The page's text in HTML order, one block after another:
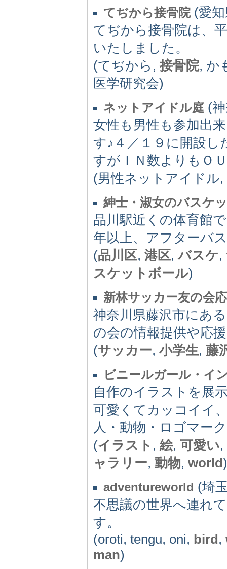
てぢから接骨院(愛知
てぢから接骨院は、
いたしました。
(てぢから, 接骨院, か
医学研究会)
ネットアイドル庭 (
女性も男性も参加出
す♪４／１９に開設
すがＩＮ数よりもＯ
(男性ネットアイドル,
紳士・淑女のバスケ
品川駅近くの体育館
年以上、アフターバ
(品川区, 港区,バスケ,
スケットボール)
新林サッカー友の会
神奈川県藤沢市にあ
の会の情報提供や応
(サッカー, 小学生, 藤
ビニールガール・イ
自作のイラストを展
可愛くてカッコイイ
人・動物・ロゴマー
(イラスト , 絵, 可愛い,
ャラリー, 動物, world)
adventureworld (埼
不思議の世界へ連れ
す。
(oroti, tengu, oni, bird,
man)